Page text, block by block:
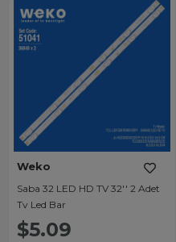
Weko
Saba 32 LED HD TV 32'' 2 Adet
Tv Led Bar
$5.09